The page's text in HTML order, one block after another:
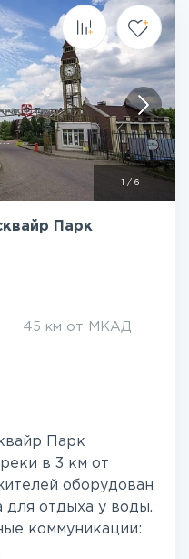
/ 6
Парк
45 км от МКАД
Парк
в 3 км от
оборудован
для отдыха у воды.
коммуникации: